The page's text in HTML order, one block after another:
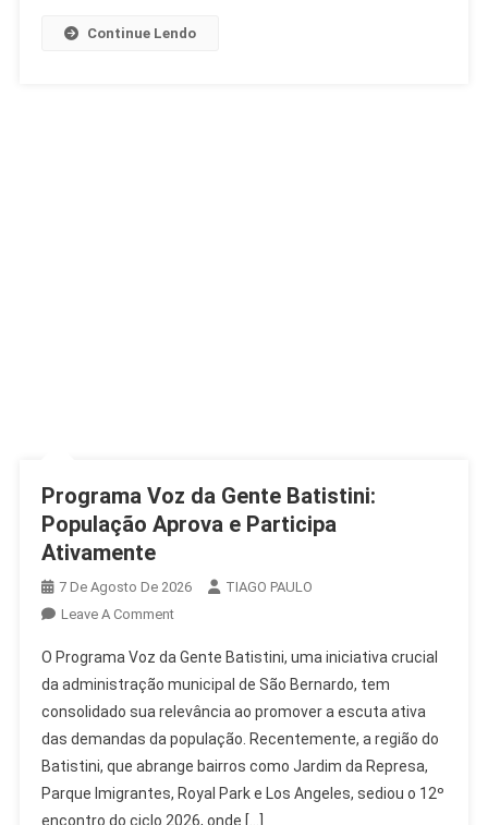
Continue Lendo
Programa Voz da Gente Batistini:
População Aprova e Participa
Ativamente
7 De Agosto De 2026
TIAGO PAULO
Leave A CommentOn
Voz
Da
Gente
Batistini:
População
Aprova
E
O Programa Voz da Gente Batistini, uma iniciativa crucial
da administração municipal de São Bernardo, tem
consolidado sua relevância ao promover a escuta ativa
das demandas da população. Recentemente, a região do
Batistini, que abrange bairros como Jardim da Represa,
Parque Imigrantes, Royal Park e Los Angeles, sediou o 12º
encontro do ciclo 2026, onde […]